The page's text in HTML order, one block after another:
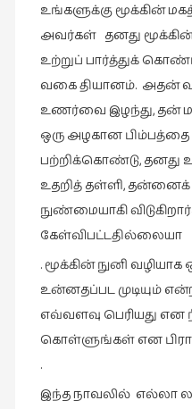
உங்களுக்கு மூக்கின்
அவர்கள் தனது
உற்றுப் பார்த்துக்
வகை தியானம். அதன்
உணர்வை இழந்து, தன்
ஒரு அழகான பிம்பத்தை
பற்றிக்கொண்டு,
உதறித் தள்ளி,
நுண்மையாகி
கேள்விபட்டதில்லையா
. மூக்கின் நுனி வழியாக
உன்னதப்பட முடியும்
எவ்வளவு பெரியது என
கொள்ளுங்கள் என பிராஸ்
.
இந்த நாவலில் எல்லா